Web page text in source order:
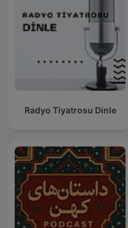
Radyo Tiyatrosu Dinle